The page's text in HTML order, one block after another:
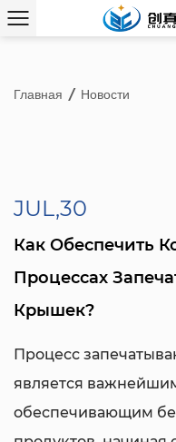
Главная / Новости
JUL,30
Как Обеспечить
Процессах
Крышек?
Процесс
является
обеспечивающим